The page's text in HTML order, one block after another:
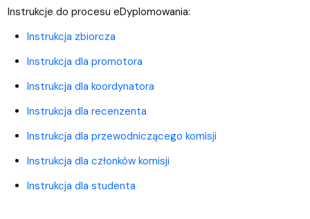
Instrukcje do procesu eDyplomowania:
Instrukcja zbiorcza
Instrukcja dla promotora
Instrukcja dla koordynatora
Instrukcja dla recenzenta
Instrukcja dla przewodniczącego komisji
Instrukcja dla członków komisji
Instrukcja dla studenta